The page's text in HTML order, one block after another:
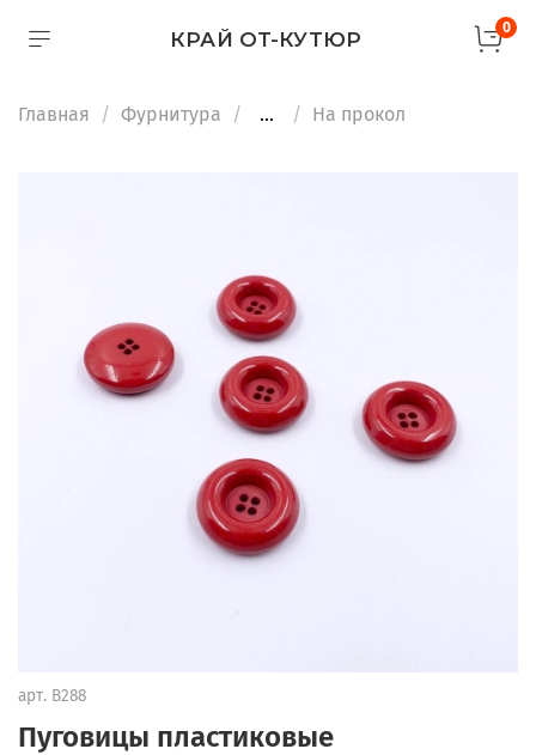
КРАЙ ОТ-КУТЮР 0
Главная Фурнитура ... На прокол
арт. B288
Пуговицы пластиковые